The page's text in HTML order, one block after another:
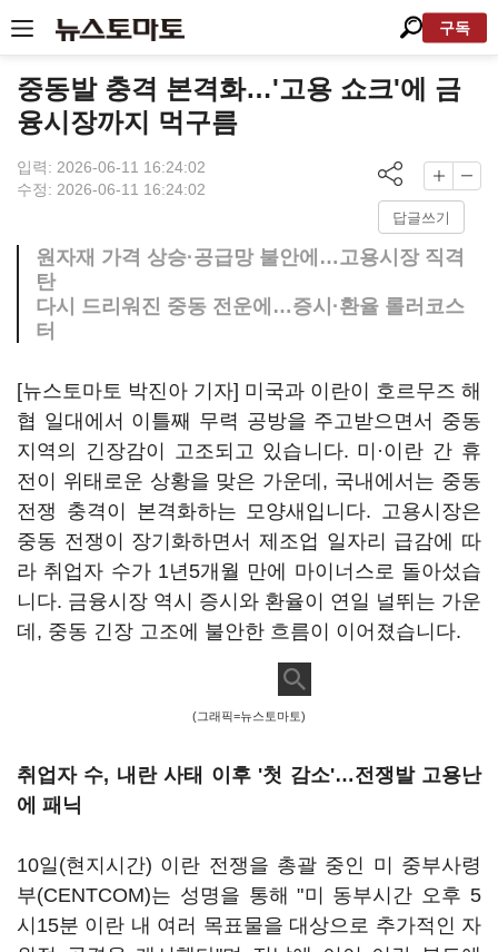
구독
중동발 충격 본격화…'고용 쇼크'에 금
융시장까지 먹구름
입력: 2026-06-11 16:24:02
수정: 2026-06-11 16:24:02
답글쓰기
원자재 가격 상승·공급망 불안에…고용시장 직격
탄
다시 드리워진 중동 전운에…증시·환율 롤러코스
터
[뉴스토마토 박진아 기자] 미국과 이란이 호르무즈 해
협 일대에서 이틀째 무력 공방을 주고받으면서 중동
지역의 긴장감이 고조되고 있습니다. 미·이란 간 휴
전이 위태로운 상황을 맞은 가운데, 국내에서는 중동
전쟁 충격이 본격화하는 모양새입니다. 고용시장은
중동 전쟁이 장기화하면서 제조업 일자리 급감에 따
라 취업자 수가 1년5개월 만에 마이너스로 돌아섰습
니다. 금융시장 역시 증시와 환율이 연일 널뛰는 가운
데, 중동 긴장 고조에 불안한 흐름이 이어졌습니다.
(그래픽=뉴스토마토)
취업자 수, 내란 사태 이후 '첫 감소'…전쟁발 고용난
에 패닉
10일(현지시간) 이란 전쟁을 총괄 중인 미 중부사령
부(CENTCOM)는 성명을 통해 "미 동부시간 오후 5
시15분 이란 내 여러 목표물을 대상으로 추가적인 자